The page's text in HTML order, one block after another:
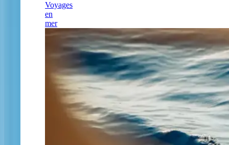
Voyages
en
mer